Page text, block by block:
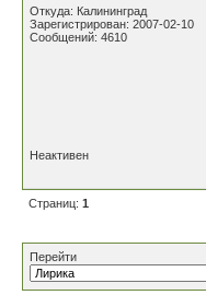
Откуда: Калининград
Зарегистрирован: 2007-02-10
Сообщений: 4610
Неактивен
Страниц: 1
Перейти